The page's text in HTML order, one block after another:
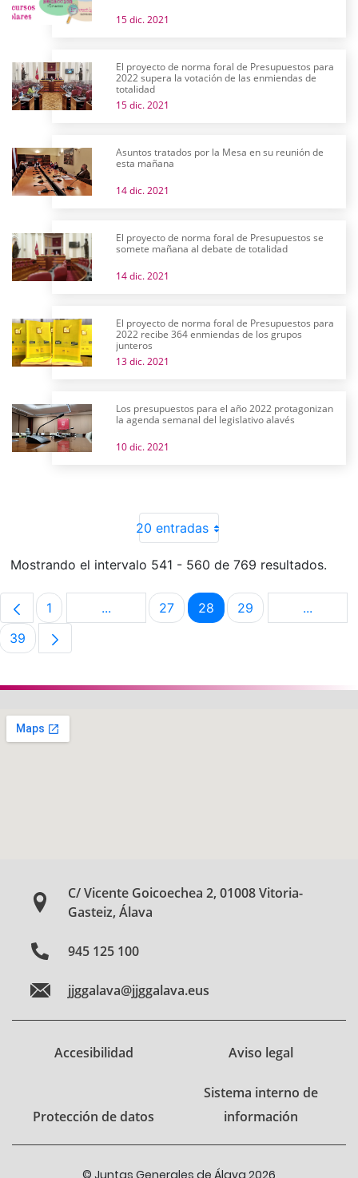
15 dic. 2021
El proyecto de norma foral de Presupuestos para
2022 supera la votación de las enmiendas de
totalidad
15 dic. 2021
Asuntos tratados por la Mesa en su reunión de
esta mañana
14 dic. 2021
El proyecto de norma foral de Presupuestos se
somete mañana al debate de totalidad
14 dic. 2021
El proyecto de norma foral de Presupuestos para
2022 recibe 364 enmiendas de los grupos
junteros
13 dic. 2021
Los presupuestos para el año 2022 protagonizan
la agenda semanal del legislativo alavés
10 dic. 2021
20 entradas
Mostrando el intervalo 541 - 560 de 769 resultados.
Página
1 ...Páginas intermedias Use TAB para
Página
27 Página
28 Página
29 ...
Página
39
C/ Vicente Goicoechea 2, 01008 Vitoria-
Gasteiz, Álava
945 125 100
jjggalava@jjggalava.eus
Accesibilidad Aviso legal
Protección de datos
Sistema interno de
información